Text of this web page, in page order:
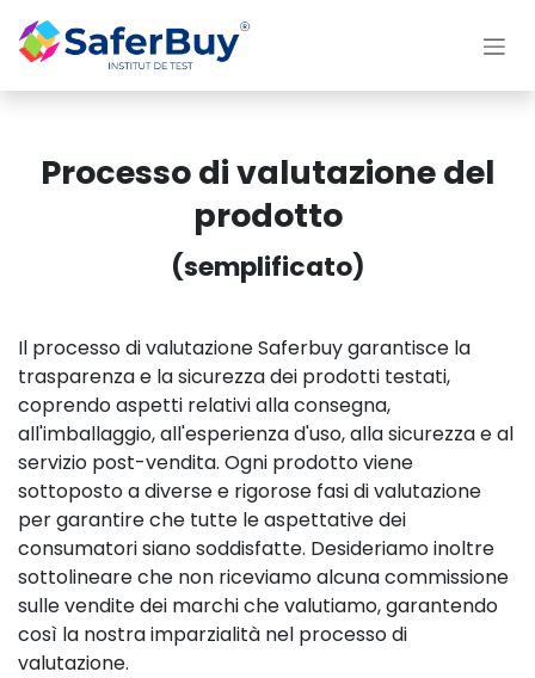
Processo di valutazione del
prodotto
(semplificato)
Il processo di valutazione Saferbuy garantisce la
trasparenza e la sicurezza dei prodotti testati,
coprendo aspetti relativi alla consegna,
all'imballaggio, all'esperienza d'uso, alla sicurezza e al
servizio post-vendita. Ogni prodotto viene
sottoposto a diverse e rigorose fasi di valutazione
per garantire che tutte le aspettative dei
consumatori siano soddisfatte. Desideriamo inoltre
sottolineare che non riceviamo alcuna commissione
sulle vendite dei marchi che valutiamo, garantendo
così la nostra imparzialità nel processo di
valutazione.